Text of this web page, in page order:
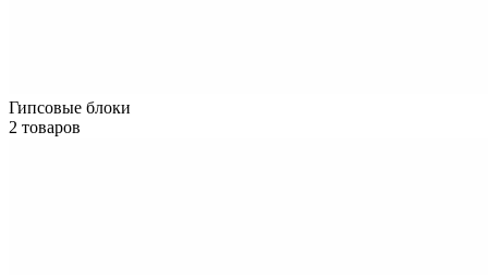
Гипсовые блоки
2 товаров